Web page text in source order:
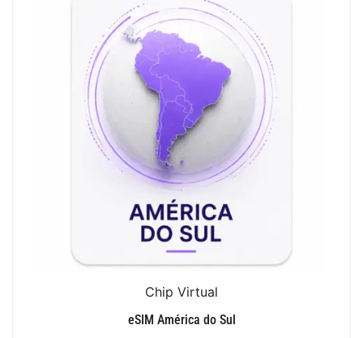
Chip Virtual
eSIM América do Sul